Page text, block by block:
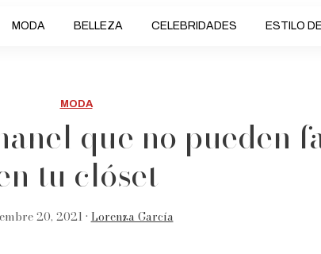
MODA BELLEZA CELEBRIDADES ESTILO
MODA
que no pueden
tu clóset
20, 2021 • Lorenza García